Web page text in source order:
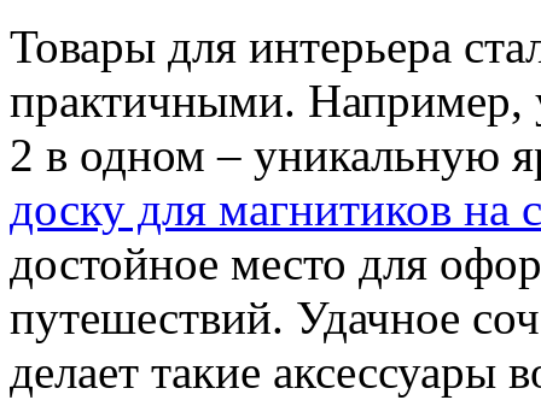
Товары для интерьера
практичными. Например,
2 в одном – уникальную
доску для магнитиков на
достойное место для
путешествий. Удачное
делает такие